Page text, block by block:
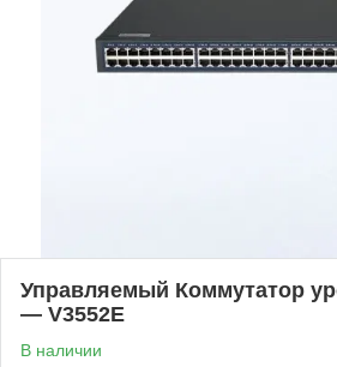
Управляемый Коммутатор
— V3552E
В наличии